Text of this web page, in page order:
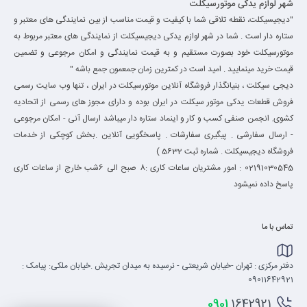
شهر لوازم یدکی موتورسیکلت
"دیجیسیکلت، نقطه تلاقی شما با کیفیت و قیمت مناسب از بین نمایندگی های معتبر و
ستاره دار است . شما در شهر لوازم یدکی دیجیسیکلت از نمایندگی های معتبر مربوط به
موتورسیکلت خود بصورت مستقیم و به قیمت نمایندگی و امکان مرجوعی و تضمین
قیمت خرید مینمایید . امید است در کمترین زمان جمعمون جمع باشه "
دیجی سیکلت ، بنیانگذار فروشگاه آنلاین موتورسیکلت در ایران ، تنها وب سایت رسمی
فروش قطعات یدکی موتور سیکلت در ایران بوده و دارای مجوز های رسمی از اتحادیه
کشوی. انجمن صنفی کسب و کار و اینماد ستاره دار میباشد ارسال آنی - امکان مرجوعی
- ارسال سفارشی . پیگیری سفارشات . پاسخگویی آنلاین .بخش کوچکی از خدمات
فروشگاه دیجیسیکلت . شماره ثبت 5632 )
02191030545 : امور مشتریان ساعات کاری :8 صبح الی 6شب خارج از ساعات کاری
پاسخ داده نمیشود
تماس با ما
دفتر مرکزی : تهران -خیابان شریعتی - نرسیده به میدان تجریش .خیابان ملکی: پیامک :
09011642921